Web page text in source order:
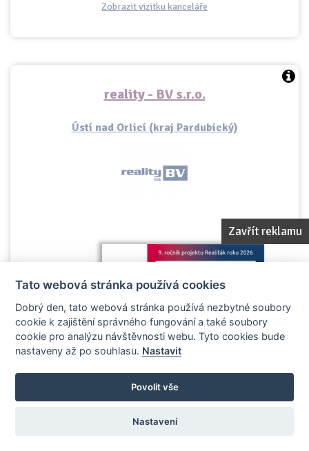
Zavřít reklamu
Zobrazit vizitku kanceláře
reality - BV s.r.o.
Ústí nad Orlicí (kraj Pardubický)
Zobrazit vizitku kanceláře
REALITY - ODHADY s.r.o.
Ústí nad Orlicí (kraj Pardubický)
Tato webová stránka používá cookies
Dobrý den, tato webová stránka používá nezbytné soubory
cookie k zajištění správného fungování a také soubory
cookie pro analýzu návštěvnosti webu. Tyto cookies bude
nastaveny až po souhlasu. Nastavit
Povolit vše
Nastavení